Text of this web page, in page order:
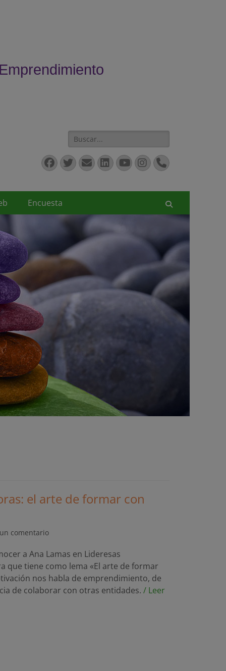
Facebook
Twitter
Correo
electrónico
LinkedIn
YouTube
Instagram
Teléfono
Encuesta
el arte de formar con
comentario
a Ana Lamas en Lideresas
que tiene como lema «El arte de formar
nos habla de emprendimiento, de
de colaborar con otras entidades. / Leer